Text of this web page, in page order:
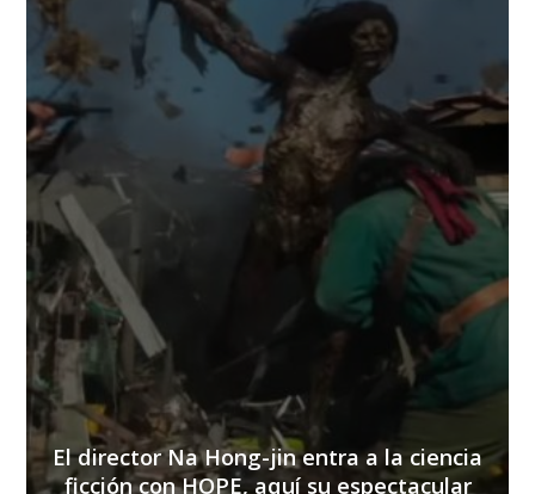
El director Na Hong-jin entra a la ciencia
ficción con HOPE, aquí su espectacular